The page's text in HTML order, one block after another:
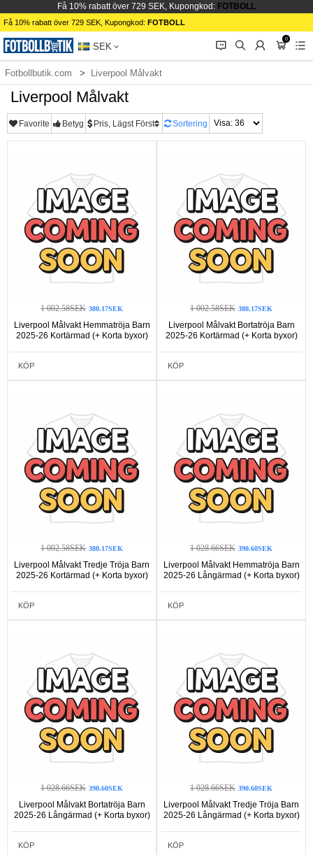
Få 10% rabatt över 729 SEK, Kupongkod: FOTBOLL
Få 10% rabatt över 729 SEK, Kupongkod: FOTBOLL
SEK 󰂱 󰂨 󰃳
0
󰃦 󰃖
Fotbollbutik.com Liverpool Målvakt
Liverpool Målvakt
Favorite Betyg Pris, Lägst Först Sortering
1 002.58SEK 380.17SEK
Liverpool Målvakt Hemmatröja Barn
2025-26 Kortärmad (+ Korta byxor)
KÖP
1 002.58SEK 380.17SEK
Liverpool Målvakt Bortatröja Barn
2025-26 Kortärmad (+ Korta byxor)
KÖP
1 002.58SEK 380.17SEK
Liverpool Målvakt Tredje Tröja Barn
2025-26 Kortärmad (+ Korta byxor)
KÖP
1 028.66SEK 390.60SEK
Liverpool Målvakt Hemmatröja Barn
2025-26 Långärmad (+ Korta byxor)
KÖP
1 028.66SEK 390.60SEK
Liverpool Målvakt Bortatröja Barn
2025-26 Långärmad (+ Korta byxor)
KÖP
1 028.66SEK 390.60SEK
Liverpool Målvakt Tredje Tröja Barn
2025-26 Långärmad (+ Korta byxor)
KÖP